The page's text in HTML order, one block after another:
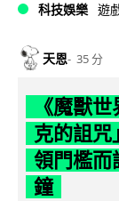
科技娛樂 遊
天恩 35 分
《魔獸
克的詛咒
領門檻而
鐘